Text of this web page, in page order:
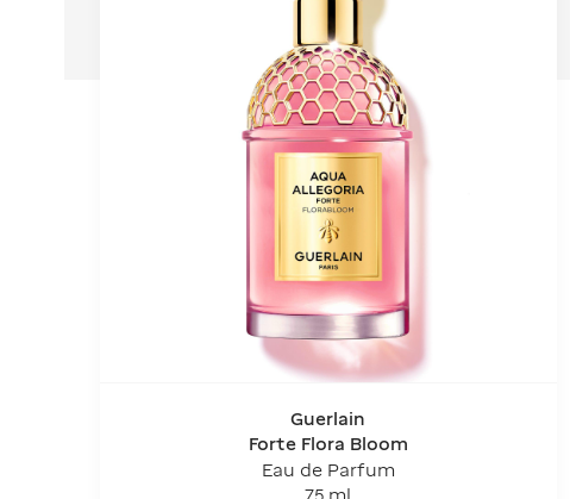
Guerlain
Forte Flora Bloom
Eau de Parfum
75 ml